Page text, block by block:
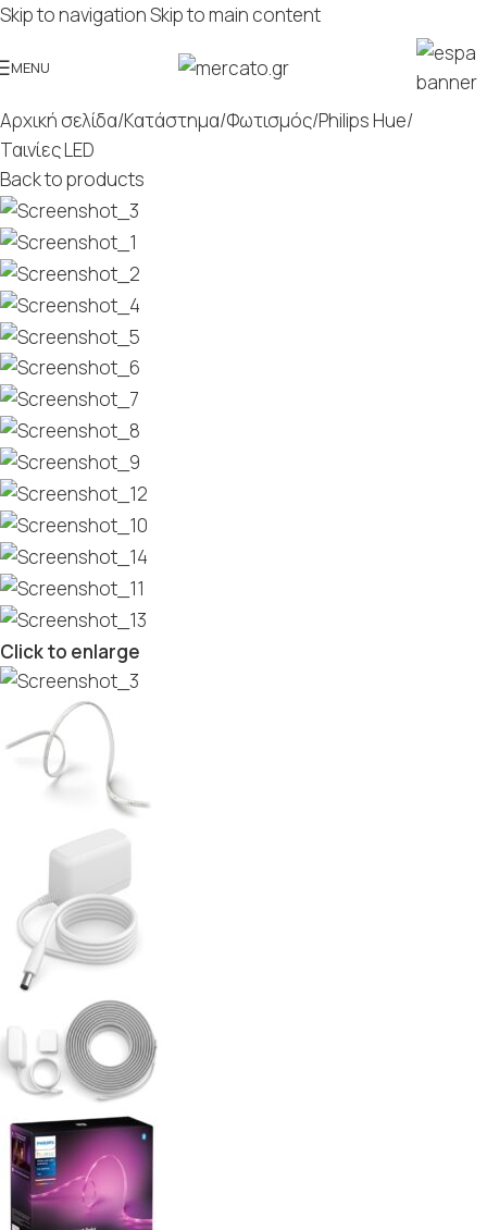
Skip to navigationSkip to main content
MENU
Αρχική σελίδα/Κατάστημα/Φωτισμός/Philips Hue/
Ταινίες LED
Back to products
Click to enlarge